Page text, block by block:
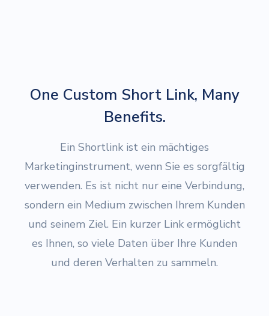
One Custom Short Link, Many
Benefits.
Ein Shortlink ist ein mächtiges
Marketinginstrument, wenn Sie es sorgfältig
verwenden. Es ist nicht nur eine Verbindung,
sondern ein Medium zwischen Ihrem Kunden
und seinem Ziel. Ein kurzer Link ermöglicht
es Ihnen, so viele Daten über Ihre Kunden
und deren Verhalten zu sammeln.